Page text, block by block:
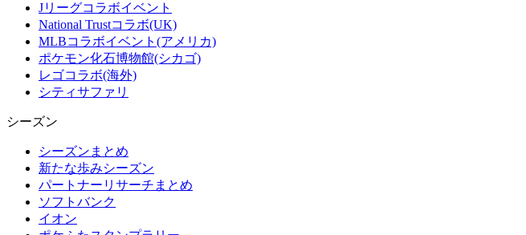
Jリーグコラボイベント
National Trustコラボ(UK)
MLBコラボイベント(アメリカ)
ポケモン化石博物館(シカゴ)
レゴコラボ(海外)
シティサファリ
シーズン
シーズンまとめ
新たな歩みシーズン
パートナーリサーチまとめ
ソフトバンク
イオン